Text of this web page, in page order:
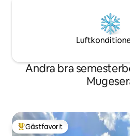
Andra bra
Populär gästfavorit
Gästfavorit